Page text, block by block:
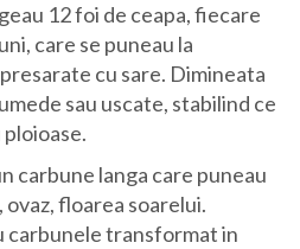
12 foi de ceapa, fiecare
care se puneau la
cu sare. Dimineata
sau uscate, stabilind ce
carbune langa care puneau
floarea soarelui.
carbunele transformat in